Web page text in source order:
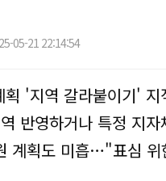
05-21 22:14:54
획 '지역 갈라붙이기' 지
반영하거나 특정 지
계획도 미흡…"표심